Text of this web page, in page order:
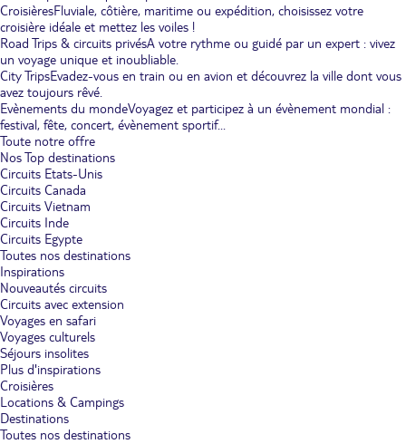
CroisièresFluviale, côtière, maritime ou expédition, choisissez votre
croisière idéale et mettez les voiles !
Road Trips & circuits privésA votre rythme ou guidé par un expert : vivez
un voyage unique et inoubliable.
City TripsEvadez-vous en train ou en avion et découvrez la ville dont vous
avez toujours rêvé.
Evènements du mondeVoyagez et participez à un évènement mondial :
festival, fête, concert, évènement sportif...
Toute notre offre
Nos Top destinations
Circuits Etats-Unis
Circuits Canada
Circuits Vietnam
Circuits Inde
Circuits Egypte
Toutes nos destinations
Inspirations
Nouveautés circuits
Circuits avec extension
Voyages en safari
Voyages culturels
Séjours insolites
Plus d'inspirations
Croisières
Locations & Campings
Destinations
Toutes nos destinations